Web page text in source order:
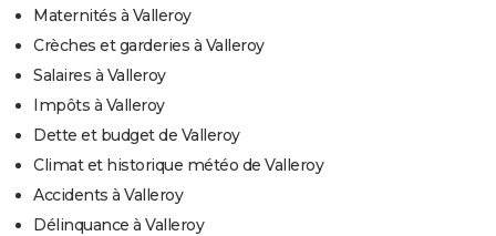
Maternités à Valleroy
Crèches et garderies à Valleroy
Salaires à Valleroy
Impôts à Valleroy
Dette et budget de Valleroy
Climat et historique météo de Valleroy
Accidents à Valleroy
Délinquance à Valleroy